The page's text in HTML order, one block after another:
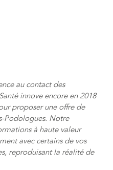
au contact des
innove encore en 2018
proposer une offre de
Podologues. Notre
à haute valeur
avec certains de vos
reproduisant la réalité de